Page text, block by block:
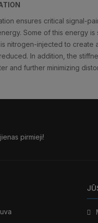
ensures critical signal-
Some of this energy
is nitrogen-injected to
In addition, the
and further minimizing
pirmieji!